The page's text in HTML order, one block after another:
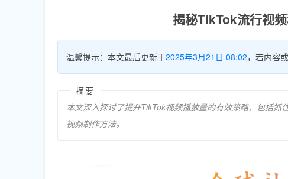
揭秘TikTok流行视
温馨提示：本文最后更新于2025年3月21日 08:02，若内容
摘要
本文深入探讨了提升TikTok视频播放量的有效策略，包括
视频制作方法。